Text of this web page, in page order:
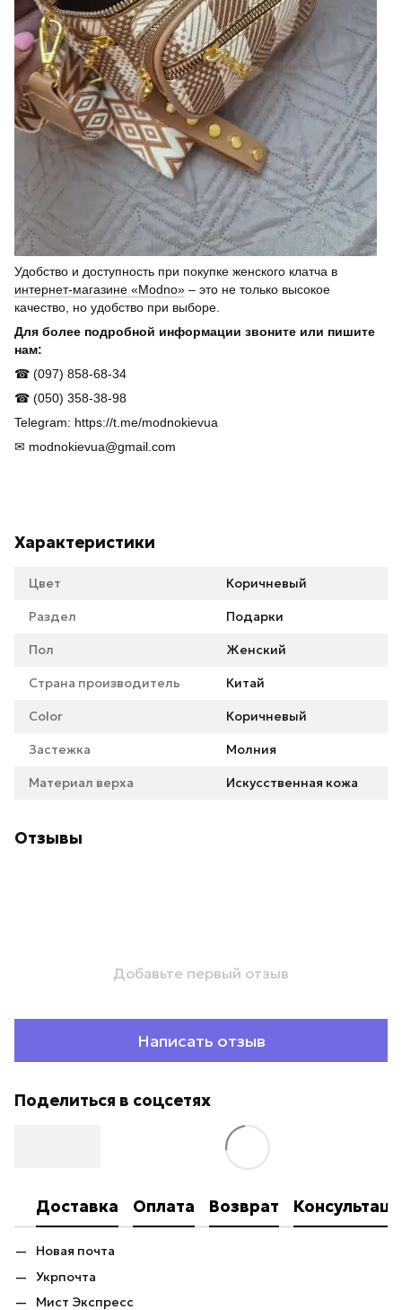
Удобство и доступность при покупке женского клатча в
интернет-магазине «Modno» – это не только высокое
качество, но удобство при выборе.
Для более подробной информации звоните или пишите
нам:
☎ (097) 858-68-34
☎ (050) 358-38-98
Telegram: https://t.me/modnokievua
✉ modnokievua@gmail.com
Характеристики
Цвет Коричневый
Раздел Подарки
Пол Женский
Страна производитель Китай
Color Коричневый
Застежка Молния
Материал верха Искусственная кожа
Отзывы
Добавьте первый отзыв
Написать отзыв
Поделиться в соцсетях
Доставка Оплата Возврат
Новая почта
Укрпочта
Мист Экспресс